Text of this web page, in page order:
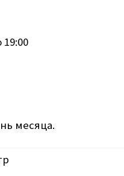
месяца.